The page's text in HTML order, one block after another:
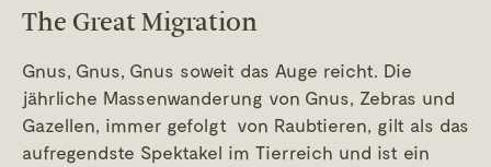
The Great Migration
Gnus, Gnus, Gnus soweit das Auge reicht. Die
jährliche Massenwanderung von Gnus, Zebras und
Gazellen, immer gefolgt von Raubtieren, gilt als das
aufregendste Spektakel im Tierreich und ist ein